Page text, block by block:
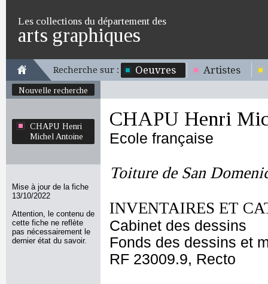
Les collections du département des
arts graphiques
Recherche sur : Oeuvres Artistes
Nouvelle recherche
CHAPU Henri
Michel Antoine
Mise à jour de la fiche
13/10/2022
Attention, le contenu de
cette fiche ne reflète
pas nécessairement le
dernier état du savoir.
CHAPU Henri
Ecole française
Toiture de San
INVENTAIRES ET
Cabinet des dessins
Fonds des dessins et
RF 23009.9, Recto